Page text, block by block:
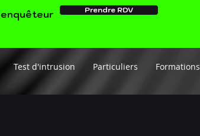
Prendre RDV
Test d'intrusion Particuliers Formations